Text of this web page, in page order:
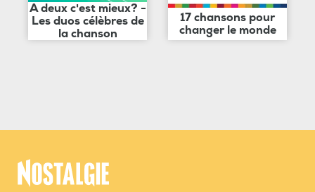
A deux c'est mieux? -
Les duos célèbres de
la chanson
17 chansons pour
changer le monde